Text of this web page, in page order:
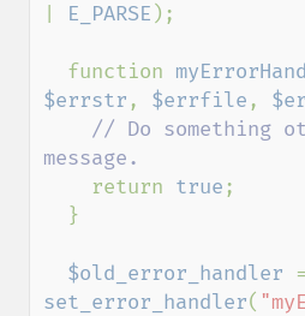
E_PARSE );
  function
$errstr , $errfile ,
// Do something
message.
return true ;
$old_error_handler
set_error_handler(